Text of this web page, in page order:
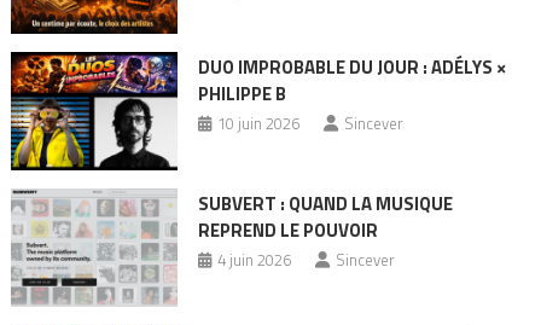
DUO IMPROBABLE DU JOUR : ADÉLYS ×
PHILIPPE B
10 juin 2026 Sincever
SUBVERT : QUAND LA MUSIQUE
REPREND LE POUVOIR
4 juin 2026 Sincever